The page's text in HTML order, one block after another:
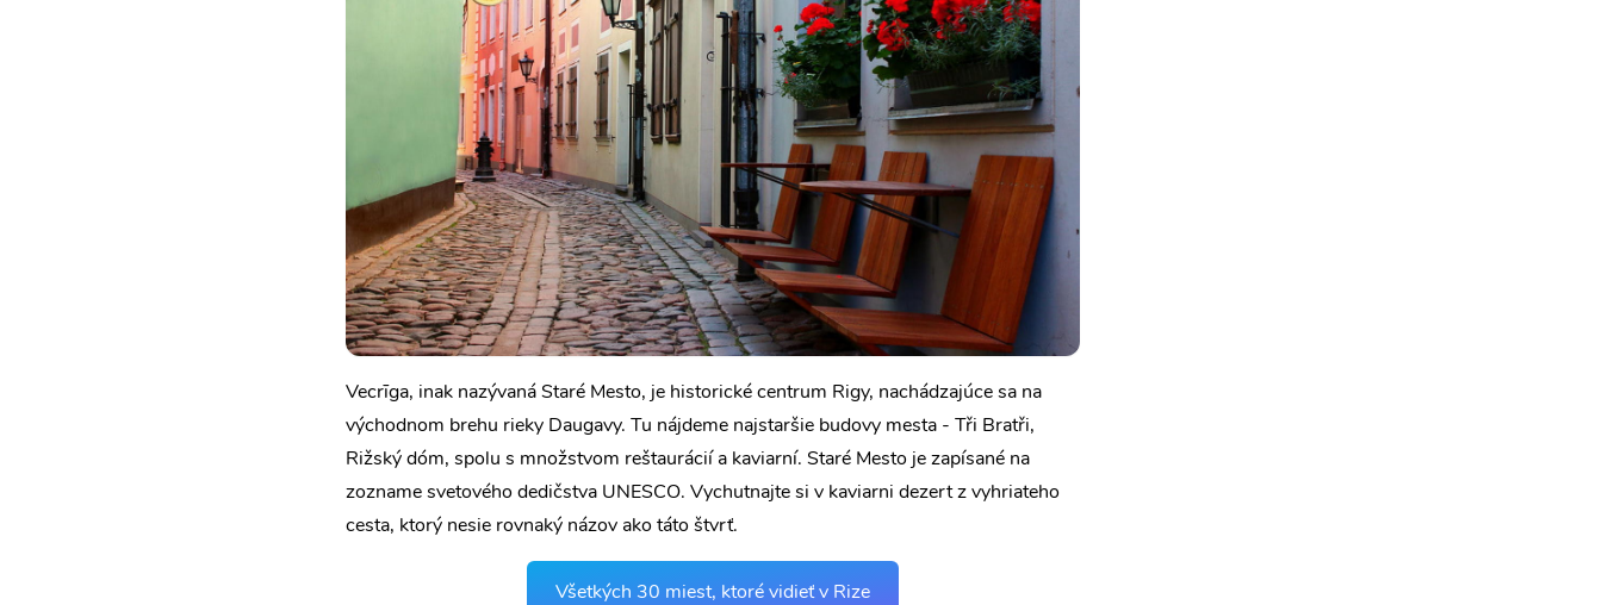
Vecrīga, inak nazývaná Staré Mesto, je historické centrum Rigy, nachádzajúce sa na
východnom brehu rieky Daugavy. Tu nájdeme najstaršie budovy mesta - Tři Bratři,
Rižský dóm, spolu s množstvom reštaurácií a kaviarní. Staré Mesto je zapísané na
zozname svetového dedičstva UNESCO. Vychutnajte si v kaviarni dezert z vyhriateho
cesta, ktorý nesie rovnaký názov ako táto štvrť.
Všetkých 30 miest, ktoré vidieť v Rize